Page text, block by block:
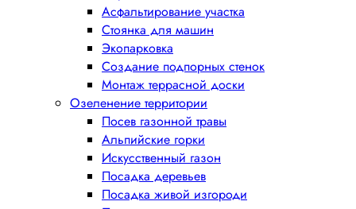
Асфальтирование участка
Стоянка для машин
Экопарковка
Создание подпорных стенок
Монтаж террасной доски
Озеленение территории
Посев газонной травы
Альпийские горки
Искусственный газон
Посадка деревьев
Посадка живой изгороди